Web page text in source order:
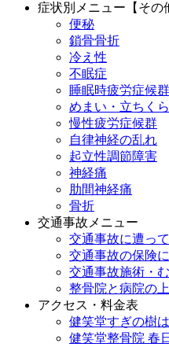
症状別メニュー【その
便秘
鎖骨骨折
冷え性
不眠症
睡眠時疲労症候群
めまい・立ちく
慢性疲労症候群
自律神経の乱れ
起立性調節障害
神経痛
肋間神経痛
骨折
交通事故メニュー
交通事故に遭っ
交通事故の保険
交通事故施術・
整骨院と病院の
アクセス・料金表
健笑堂すぎの樹
健笑堂整骨院 春